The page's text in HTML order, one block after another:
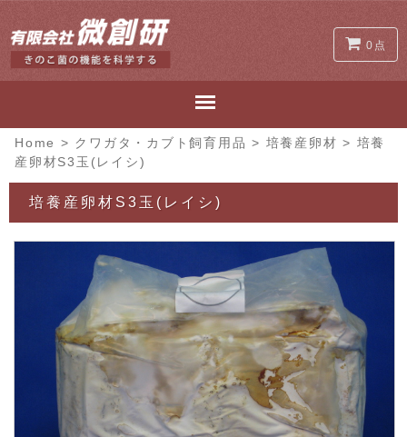
0点
Home > クワガタ・カブト飼育用品 > 培養産卵材 > 培養
産卵材S3玉(レイシ)
培養産卵材S3玉(レイシ)